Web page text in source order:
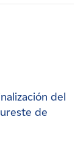
del
de